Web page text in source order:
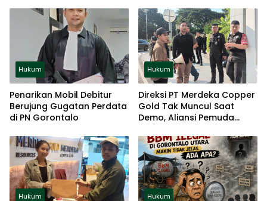
Hukum
Penarikan Mobil Debitur
Berujung Gugatan Perdata
di PN Gorontalo
Hukum
Direksi PT Merdeka Copper
Gold Tak Muncul Saat
Demo, Aliansi Pemuda
Aksi Jilid II di jakarta
Hukum Hukum